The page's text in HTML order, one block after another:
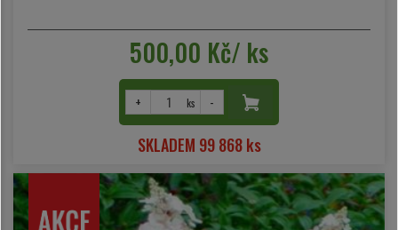
500,00 Kč/ ks
+ ks -
SKLADEM 99 868 ks